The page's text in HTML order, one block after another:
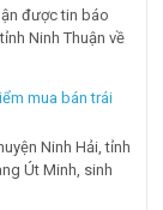
được tin báo
Ninh Thuận về
mua bán trái
Ninh Hải, tỉnh
Út Minh, sinh